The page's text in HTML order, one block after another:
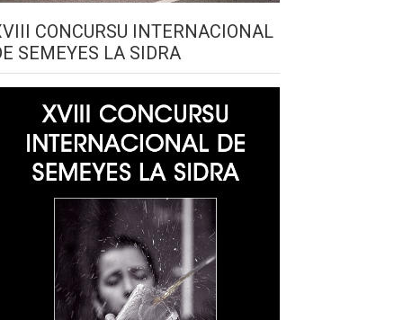
CONCURSU INTERNACIONAL
SEMEYES LA SIDRA